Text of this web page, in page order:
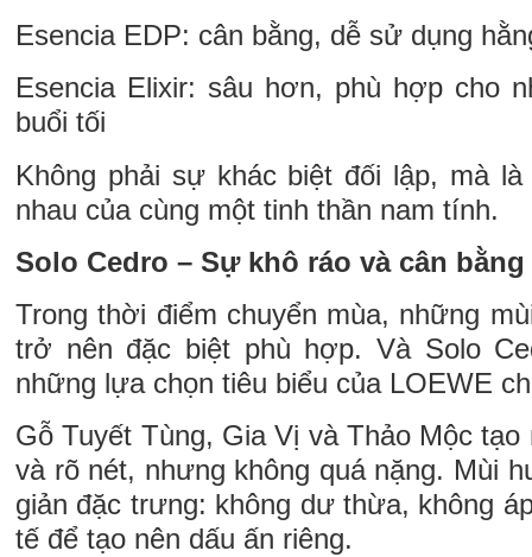
Esencia EDP: cân bằng, dễ sử dụng
Esencia Elixir: sâu hơn, phù hợp cho
buổi tối
Không phải sự khác biệt đối lập, mà
nhau của cùng một tinh thần nam tính.
Solo Cedro – Sự khô ráo và cân bằng
Trong thời điểm chuyển mùa, những
trở nên đặc biệt phù hợp. Và Solo
những lựa chọn tiêu biểu của LOEWE
Gỗ Tuyết Tùng, Gia Vị và Thảo Mộc
và rõ nét, nhưng không quá nặng. Mùi
giản đặc trưng: không dư thừa, không
tế để tạo nên dấu ấn riêng.